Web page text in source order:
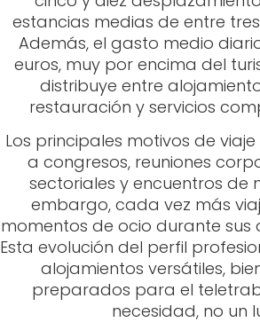
estancias medias de entre
Además, el gasto medio
euros, muy por encima del
distribuye entre
restauración y servicios
Los principales motivos de
a congresos, reuniones
sectoriales y encuentros de
embargo, cada vez más
momentos de ocio durante sus
Esta evolución del perfil
alojamientos versátiles,
preparados para el
necesidad, no un